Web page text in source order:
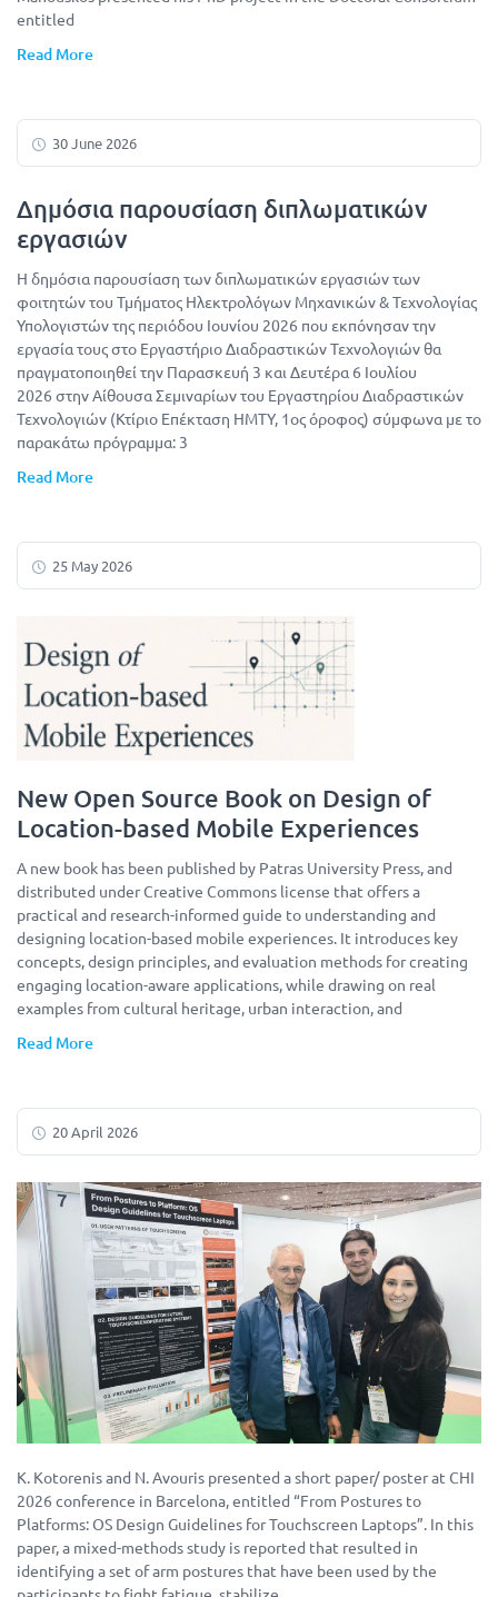
entitled
Read More
30 June 2026
Δημόσια παρουσίαση διπλωματικών
εργασιών
Η δημόσια παρουσίαση των διπλωματικών εργασιών των
φοιτητών του Τμήματος Ηλεκτρολόγων Μηχανικών & Τεχνολογίας
Υπολογιστών της περιόδου Ιουνίου 2026 που εκπόνησαν την
εργασία τους στο Εργαστήριο Διαδραστικών Τεχνολογιών θα
πραγματοποιηθεί την Παρασκευή 3 και Δευτέρα 6 Ιουλίου
2026 στην Αίθουσα Σεμιναρίων του Εργαστηρίου Διαδραστικών
Τεχνολογιών (Κτίριο Επέκταση ΗΜΤΥ, 1ος όροφος) σύμφωνα με το
παρακάτω πρόγραμμα: 3
Read More
25 May 2026
New Open Source Book on Design of
Location-based Mobile Experiences
A new book has been published by Patras University Press, and
distributed under Creative Commons license that offers a
practical and research-informed guide to understanding and
designing location-based mobile experiences. It introduces key
concepts, design principles, and evaluation methods for creating
engaging location-aware applications, while drawing on real
examples from cultural heritage, urban interaction, and
Read More
20 April 2026
K. Kotorenis and N. Avouris presented a short paper/ poster at CHI
2026 conference in Barcelona, entitled “From Postures to
Platforms: OS Design Guidelines for Touchscreen Laptops”. In this
paper, a mixed-methods study is reported that resulted in
identifying a set of arm postures that have been used by the